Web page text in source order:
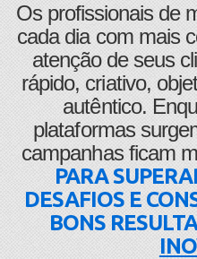
​Os profissionais de
cada dia com mais
atenção de seus
rápido, criativo,
autêntico.
plataformas
campanhas ficam
PARA
DESAFIOS E
BONS